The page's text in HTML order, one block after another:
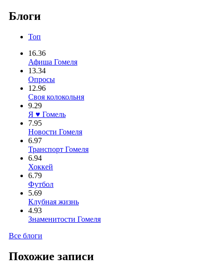
Блоги
Топ
16.36
Афиша Гомеля
13.34
Опросы
12.96
Своя колокольня
9.29
Я ♥ Гомель
7.95
Новости Гомеля
6.97
Транспорт Гомеля
6.94
Хоккей
6.79
Футбол
5.69
Клубная жизнь
4.93
Знаменитости Гомеля
Все блоги
Похожие записи